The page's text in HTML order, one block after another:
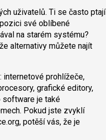
uživatelů. Ti se často ptají
své oblíbené
na starém systému?
alternativy můžete najít
internetové prohlížeče,
grafické editory,
software je také
Pokud jste zvyklí
potěší vás, že je